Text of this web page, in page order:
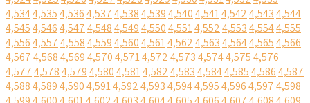
4,5344,5354,5364,5374,5384,5394,5404,5414,5424,5434,544
4,5454,5464,5474,5484,5494,5504,5514,5524,5534,5544,555
4,5564,5574,5584,5594,5604,5614,5624,5634,5644,5654,566
4,5674,5684,5694,5704,5714,5724,5734,5744,5754,576
4,5774,5784,5794,5804,5814,5824,5834,5844,5854,5864,587
4,5884,5894,5904,5914,5924,5934,5944,5954,5964,5974,598